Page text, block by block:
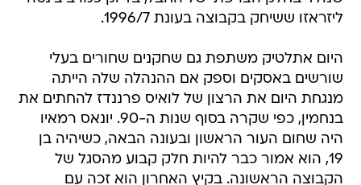
ליזראזו ששיחק בקבוצה בעונת 1996/7.
היום אתלטיק משתפת גם שחקנים שחורים בעלי
שורשים באסקים וספק אם ההנהלה שלה הייתה
מנגחת היום את הרצון של לואיס פרננדז להחתים את
בנחמין, כפי שקרה בסוף שנות ה-90. יונאס רמאיו
היה שחום העור הראשון ובעונה הבאה, כשיהיה בן
19, הוא אמור כבר להיות חלק קבוע מהסגל של
הקבוצה הראשונה. בקיץ האחרון הוא זכה עם